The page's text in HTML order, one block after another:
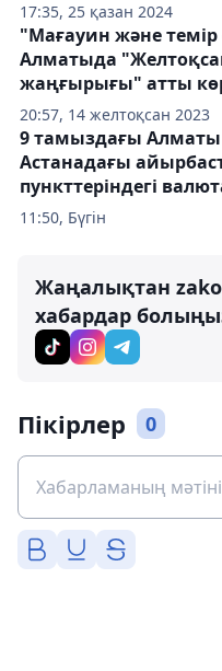
17:35, 25 қазан 2024
20:57, 14 желтоқсан 2023
"Мағауин және
Алматыда "Желтоқсан
жаңғырығы" атты
11:50, Бүгін
9 тамыздағы
Астанадағы
пункттеріндегі
Жаңалықтан
хабардар
Пікірлер 0